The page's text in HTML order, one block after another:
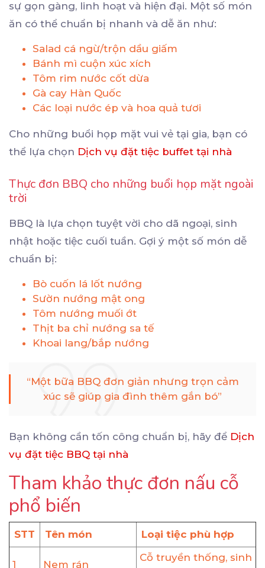
sự gọn gàng, linh hoạt và hiện đại. Một số món
ăn có thể chuẩn bị nhanh và dễ ăn như:
Salad cá ngừ/trộn dầu giấm
Bánh mì cuộn xúc xích
Tôm rim nước cốt dừa
Gà cay Hàn Quốc
Các loại nước ép và hoa quả tươi
Cho những buổi họp mặt vui vẻ tại gia, bạn có
thể lựa chọn Dịch vụ đặt tiệc buffet tại nhà
Thực đơn BBQ cho những buổi họp mặt ngoài
trời
BBQ là lựa chọn tuyệt vời cho dã ngoại, sinh
nhật hoặc tiệc cuối tuần. Gợi ý một số món dễ
chuẩn bị:
Bò cuốn lá lốt nướng
Sườn nướng mật ong
Tôm nướng muối ớt
Thịt ba chỉ nướng sa tế
Khoai lang/bắp nướng
“Một bữa BBQ đơn giản nhưng trọn cảm
xúc sẽ giúp gia đình thêm gắn bó”
Bạn không cần tốn công chuẩn bị, hãy để Dịch
vụ đặt tiệc BBQ tại nhà
Tham khảo thực đơn nấu cỗ
phổ biến
STT Tên món Loại tiệc phù hợp
1 Nem rán
Cỗ truyền thống, sinh